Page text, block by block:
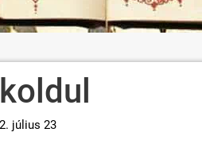
július 23